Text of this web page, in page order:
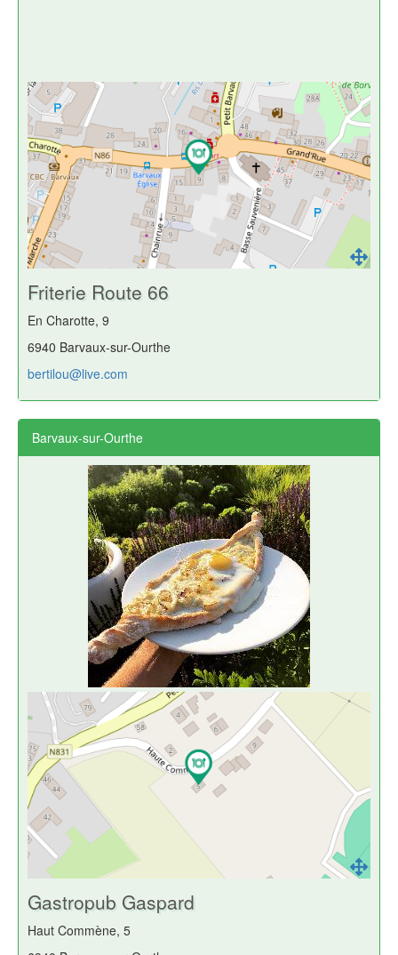
Friterie Route 66
En Charotte, 9
6940 Barvaux-sur-Ourthe
bertilou@live.com
Barvaux-sur-Ourthe
Gastropub Gaspard
Haut Commène, 5